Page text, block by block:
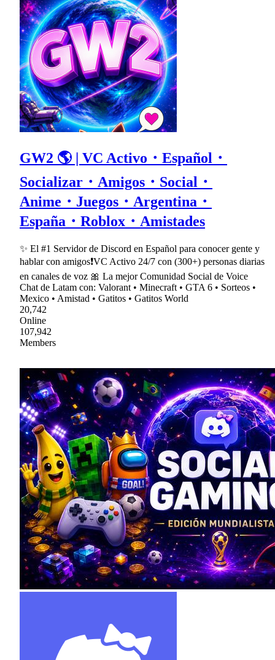
GW2 🌎 | VC Activo・Español・
Socializar・Amigos・Social・
Anime・Juegos・Argentina・
España・Roblox・Amistades
✨ El #1 Servidor de Discord en Español para conocer gente y
hablar con amigos❗VC Activo 24/7 con (300+) personas diarias
en canales de voz 🎀 La mejor Comunidad Social de Voice
Chat de Latam con: Valorant • Minecraft • GTA 6 • Sorteos •
Mexico • Amistad • Gatitos • Gatitos World
20,742
Online
107,942
Members